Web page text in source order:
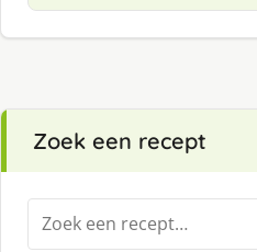
Zoek een recept
Zoeken
naar: